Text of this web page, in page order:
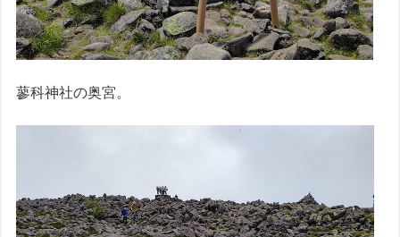
蓼科神社の奥宮。